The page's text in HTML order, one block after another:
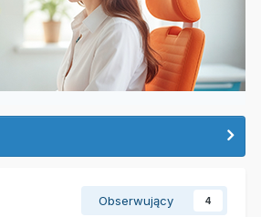
Obserwujący 4